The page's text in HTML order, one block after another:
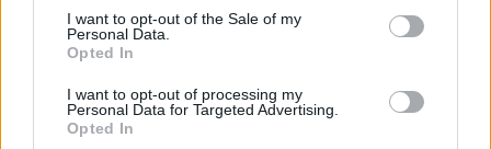
I want to opt-out of the Sale of my
Personal Data.
Opted In
I want to opt-out of processing my
Personal Data for Targeted Advertising.
Opted In
enguany amb més modistes i gairebé
“L’eclipsi serà una oportunitat també